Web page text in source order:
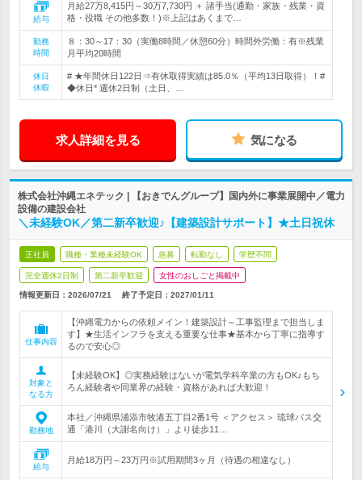
給与
月給27万8,415円～30万7,730円 ＋ 諸手当(通勤・家族・残業・資
格・役職 その他多数！)※上記はあくまで…
勤務
時間
８：30～17：30（実働8時間／休憩60分）時間外労働：有※残業
月平均20時間
休日
休暇
# ★年間休日122日⇒有休取得実績は85.0％（平均13日取得）！#
◆休日* 週休2日制（土日、…
求人詳細を見る 気になる
株式会社沖縄エネテック | 【おきでんグループ】国内外に事業展開中／電力
設備の建設会社
＼未経験OK／第二新卒歓迎♪【建築設計サポート】★土日祝休
正社員 職種・業種未経験OK 急募 転勤なし 学歴不問
完全週休2日制 第二新卒歓迎 女性のおしごと掲載中
情報更新日：2026/07/21 終了予定日： 2027/01/11
仕事内容
【沖縄電力からの依頼メイン！建築設計～工事監理まで担当しま
す】★生活インフラを支える重要な仕事★基本から丁寧に指導す
るので安心◎
対象と
なる方
【未経験OK】◎実務経験はないが電気学科卒業の方もOK♪もち
ろん経験者や同業界の経験・資格があれば大歓迎！
勤務地
本社／沖縄県浦添市牧港五丁目2番1号 ＜アクセス＞ 琉球バス交
通「港川（大謝名向け）」より徒歩11…
給与
月給18万円～23万円※試用期間3ヶ月（待遇の相違なし）